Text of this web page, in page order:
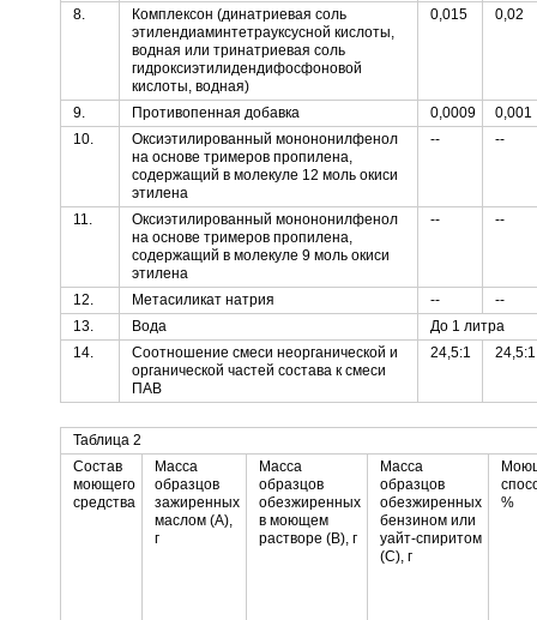
8.
Комплексон (динатриевая соль
этилендиаминтетрауксусной кислоты,
водная или тринатриевая соль
гидроксиэтилидендифосфоновой
кислоты, водная)
0,015 0,02
9. Противопенная добавка 0,0009
0,001
10.
Оксиэтилированный монононилфенол
на основе тримеров пропилена,
содержащий в молекуле 12 моль окиси
этилена
-- --
11.
Оксиэтилированный монононилфенол
на основе тримеров пропилена,
содержащий в молекуле 9 моль окиси
этилена
-- --
12. Метасиликат натрия --
--
13.
Вода
До 1 литра
14.
Соотношение смеси неорганической и
органической частей состава к смеси
ПАВ
24,5:1 24,5:1
Таблица 2
Состав
моющего
средства
Масса
образцов
зажиренных
маслом (А),
г
Масса
образцов
обезжиренных
в моющем
растворе (В), г
Масса
образцов
обезжиренных
бензином или
уайт-спиритом
(С), г
%